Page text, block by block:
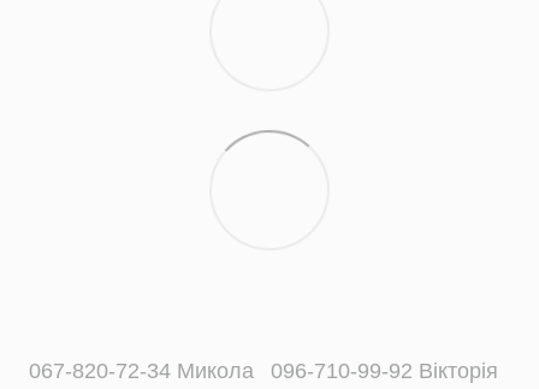
067-820-72-34 Микола 096-710-99-92 Вікторія